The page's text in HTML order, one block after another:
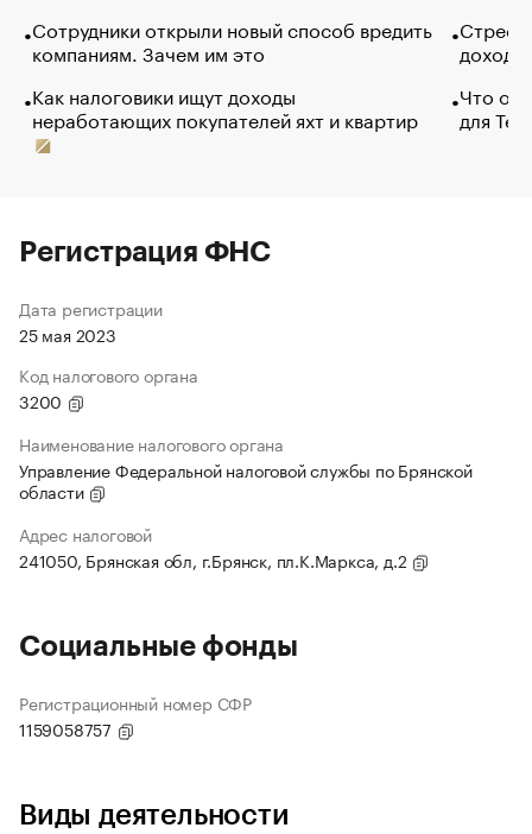
Сотрудники открыли новый способ вредить
компаниям. Зачем им это
Как налоговики ищут доходы
неработающих покупателей яхт и квартир
Что
для
Регистрация ФНС
Дата регистрации
25 мая 2023
Код налогового органа
3200
Наименование налогового органа
Управление Федеральной налоговой службы по Брянской
области
Адрес налоговой
241050, Брянская обл, г.Брянск, пл.К.Маркса, д.2
Социальные фонды
Регистрационный номер СФР
1159058757
Виды деятельности